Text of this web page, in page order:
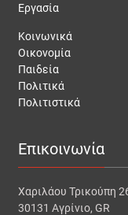
Εργασία
Κοινωνικά
Οικονομία
Παιδεία
Πολιτικά
Πολιτιστικά
Επικοινωνία
Χαριλάου Τρικούπη
30131 Αγρίνιο, GR